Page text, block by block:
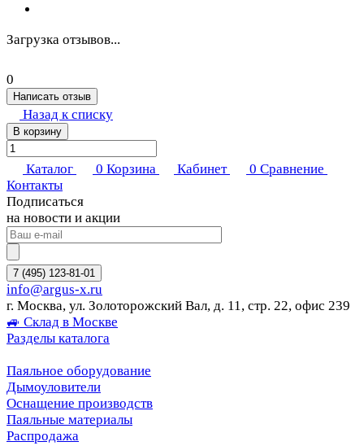
Загрузка отзывов...
0
Написать отзыв
Назад к списку
В корзину
Каталог 0 Корзина Кабинет 0 Сравнение
Контакты
Подписаться
на новости и акции
7 (495) 123-81-01
info@argus-x.ru
г. Москва, ул. Золоторожский Вал, д. 11, стр. 22, офис 239
🚙 Склад в Москве
Разделы каталога
Паяльное оборудование
Дымоуловители
Оснащение производств
Паяльные материалы
Распродажа